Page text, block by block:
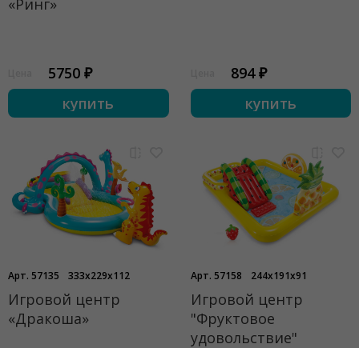
«Ринг»
5750 ₽
купить
894 ₽
купить
Арт. 57135 333x229x112
Игровой центр
«Дракоша»
Арт. 57158 244x191x91
Игровой центр
"Фруктовое
удовольствие"